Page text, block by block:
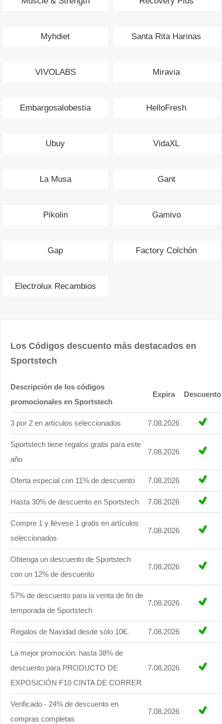
Myhdiet Santa Rita Harinas
VIVOLABS Miravia
Embargosalobestia HelloFresh
Ubuy VidaXL
La Musa Gant
Pikolin Gamivo
Gap Factory Colchón
Electrolux Recambios
Los Códigos descuento más destacados en
Sportstech
Descripción de los códigos
promocionales en Sportstech
Expira Descuento
3 por 2 en artículos seleccionados 7.08.2026
Sportstech tiene regalos gratis para este
año
7.08.2026
Oferta especial con 11% de descuento 7.08.2026
Hasta 30% de descuento en Sportstech 7.08.2026
Compre 1 y llévese 1 gratis en artículos
seleccionados
7.08.2026
Obtenga un descuento de Sportstech
con un 12% de descuento
7.08.2026
57% de descuento para la venta de fin de
temporada de Sportstech
7.08.2026
Regalos de Navidad desde sólo 10€. 7.08.2026
La mejor promoción: hasta 38% de
descuento para PRODUCTO DE
EXPOSICIÓN F10 CINTA DE CORRER
7.08.2026
Verificado - 24% de descuento en
compras completas
7.08.2026